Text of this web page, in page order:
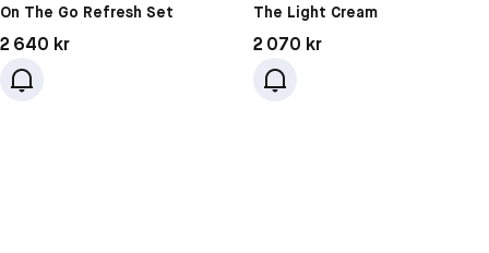
On The Go Refresh Set
Pris: 2 640 kr
2 640 kr
The Light Cream
Pris: 2 070 kr
2 070 kr